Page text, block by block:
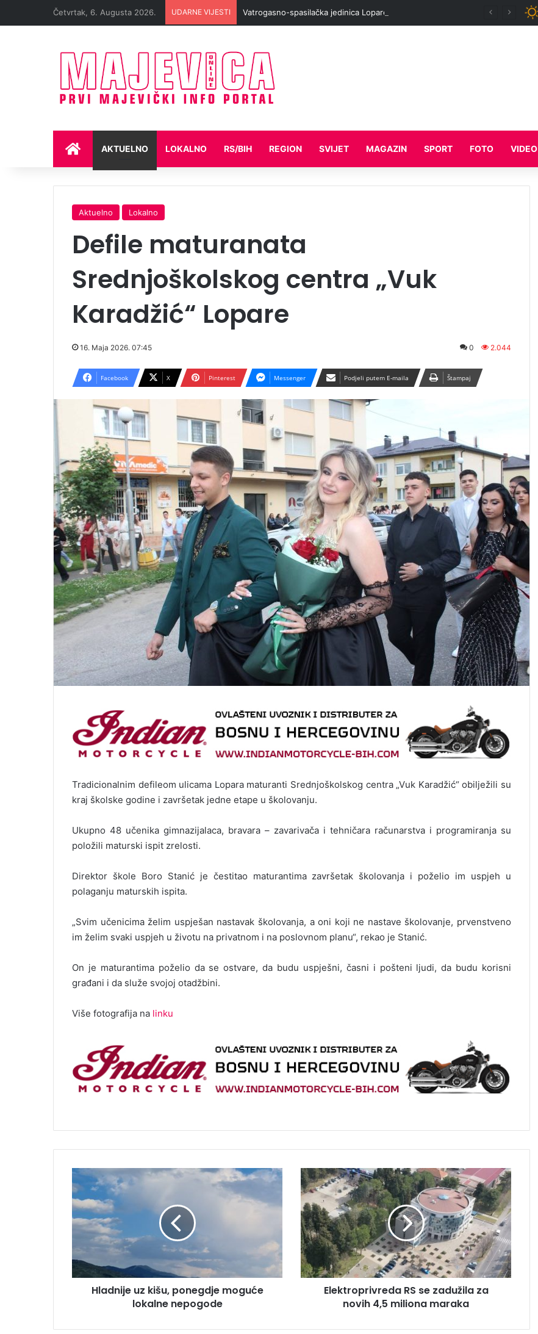
Četvrtak, 6. Augusta 2026. UDARNE VIJESTI
NASLOVNA
AKTUELNO LOKALNO RS/BIH REGION SVIJET MAGAZIN SPORT FOTO VIDEO
Aktuelno Lokalno
Defile maturanata
Srednjoškolskog centra „Vuk
Karadžić“ Lopare
16. Maja 2026. 07:45 0 2.044
Facebook X Pinterest Messenger Podjeli putem E-maila Štampaj
Tradicionalnim defileom ulicama Lopara maturanti Srednjoškolskog centra „Vuk Karadžić“ obilježili su
kraj školske godine i završetak jedne etape u školovanju.
Ukupno 48 učenika gimnazijalaca, bravara – zavarivača i tehničara računarstva i programiranja su
položili maturski ispit zrelosti.
Direktor škole Boro Stanić je čestitao maturantima završetak školovanja i poželio im uspjeh u
polaganju maturskih ispita.
„Svim učenicima želim uspješan nastavak školovanja, a oni koji ne nastave školovanje, prvenstveno
im želim svaki uspjeh u životu na privatnom i na poslovnom planu“, rekao je Stanić.
On je maturantima poželio da se ostvare, da budu uspješni, časni i pošteni ljudi, da budu korisni
građani i da služe svojoj otadžbini.
Više fotografija na linku
H
l
a
d
n
e
u
š
Hladnije uz kišu, ponegdje moguće
lokalne nepogode
E
l
e
k
t
r
o
p
r
e
Elektroprivreda RS se zadužila za
novih 4,5 miliona maraka